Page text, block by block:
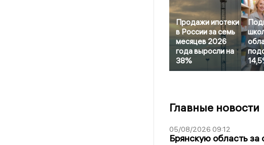
Продажи ипотеки
в России за семь
месяцев 2026
года выросли на
38%
Главные новости
05/08/2026 09:12
Брянскую область за